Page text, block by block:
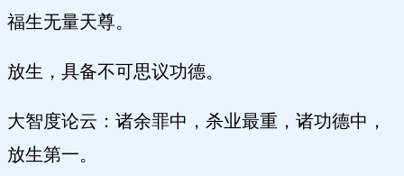
福生无量天尊。
放生，具备不可思议功德。
大智度论云：诸余罪中，杀业最重，诸功德中，
放生第一。